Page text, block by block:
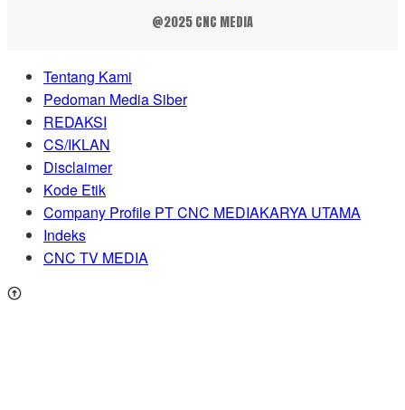
@2025 CNC MEDIA
Tentang Kami
Pedoman Media Siber
REDAKSI
CS/IKLAN
Disclaimer
Kode Etik
Company Profile PT CNC MEDIAKARYA UTAMA
Indeks
CNC TV MEDIA